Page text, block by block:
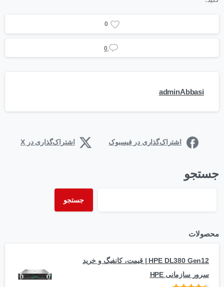
0
0
adminAbbasi
اشتراک‌گذاری در فیسبوک اشتراک‌گذاری در X
جستجو
جستجو
محصولات
HPE DL380 Gen12 | قیمت، کانفیگ و خرید
سرور سازمانی HPE